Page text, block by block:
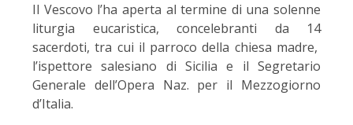
Il Vescovo l’ha aperta al termine di una solenne
liturgia eucaristica, concelebranti da 14
sacerdoti, tra cui il parroco della chiesa madre,
l’ispettore salesiano di Sicilia e il Segretario
Generale dell’Opera Naz. per il Mezzogiorno
d’Italia.